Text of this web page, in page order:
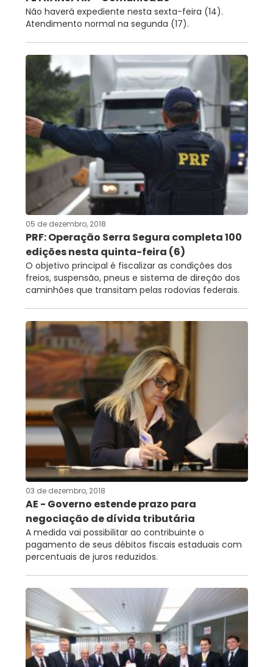
Não haverá expediente nesta sexta-feira (14).
Atendimento normal na segunda (17).
05 de dezembro, 2018
PRF: Operação Serra Segura completa 100
edições nesta quinta-feira (6)
O objetivo principal é fiscalizar as condições dos
freios, suspensão, pneus e sistema de direção dos
caminhões que transitam pelas rodovias federais.
03 de dezembro, 2018
AE - Governo estende prazo para
negociação de dívida tributária
A medida vai possibilitar ao contribuinte o
pagamento de seus débitos fiscais estaduais com
percentuais de juros reduzidos.